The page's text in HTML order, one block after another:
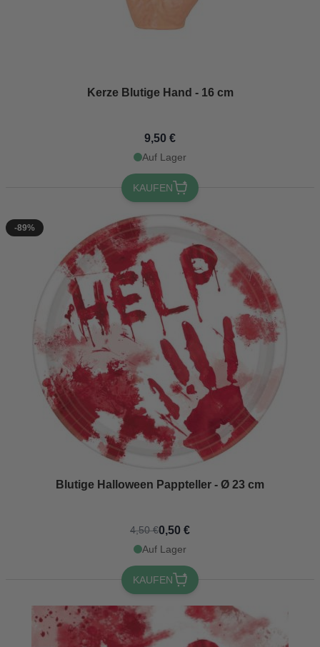
Kerze Blutige Hand - 16 cm
9,50 €
Auf Lager
KAUFEN
-89%
Blutige Halloween Pappteller - Ø 23 cm
4,50 €0,50 €
Auf Lager
KAUFEN